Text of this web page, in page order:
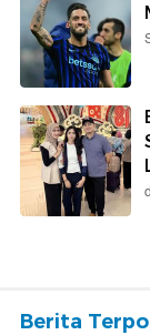
Berita